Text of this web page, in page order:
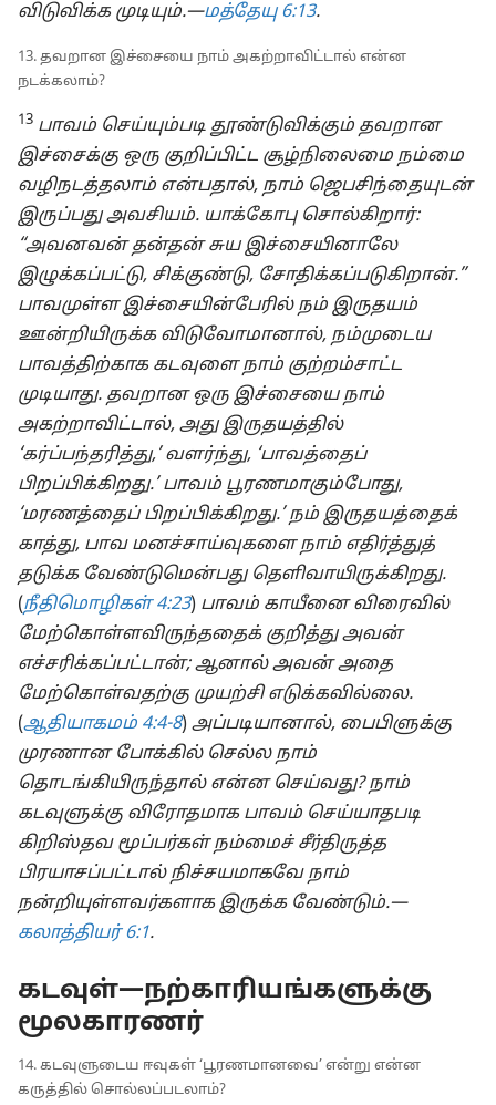
விடுவிக்க முடியும்.—மத்தேயு 6:13.
13. தவறான இச்சையை நாம் அகற்றாவிட்டால் என்ன
நடக்கலாம்?
13 பாவம் செய்யும்படி தூண்டுவிக்கும் தவறான
இச்சைக்கு ஒரு குறிப்பிட்ட சூழ்நிலைமை நம்மை
வழிநடத்தலாம் என்பதால், நாம் ஜெபசிந்தையுடன்
இருப்பது அவசியம். யாக்கோபு சொல்கிறார்:
“அவனவன் தன்தன் சுய இச்சையினாலே
இழுக்கப்பட்டு, சிக்குண்டு, சோதிக்கப்படுகிறான்.”
பாவமுள்ள இச்சையின்பேரில் நம் இருதயம்
ஊன்றியிருக்க விடுவோமானால், நம்முடைய
பாவத்திற்காக கடவுளை நாம் குற்றம்சாட்ட
முடியாது. தவறான ஒரு இச்சையை நாம்
அகற்றாவிட்டால், அது இருதயத்தில்
‘கர்ப்பந்தரித்து,’ வளர்ந்து, ‘பாவத்தைப்
பிறப்பிக்கிறது.’ பாவம் பூரணமாகும்போது,
‘மரணத்தைப் பிறப்பிக்கிறது.’ நம் இருதயத்தைக்
காத்து, பாவ மனச்சாய்வுகளை நாம் எதிர்த்துத்
தடுக்க வேண்டுமென்பது தெளிவாயிருக்கிறது.
(நீதிமொழிகள் 4:23) பாவம் காயீனை விரைவில்
மேற்கொள்ளவிருந்ததைக் குறித்து அவன்
எச்சரிக்கப்பட்டான்; ஆனால் அவன் அதை
மேற்கொள்வதற்கு முயற்சி எடுக்கவில்லை.
(ஆதியாகமம் 4:4-8) அப்படியானால், பைபிளுக்கு
முரணான போக்கில் செல்ல நாம்
தொடங்கியிருந்தால் என்ன செய்வது? நாம்
கடவுளுக்கு விரோதமாக பாவம் செய்யாதபடி
கிறிஸ்தவ மூப்பர்கள் நம்மைச் சீர்திருத்த
பிரயாசப்பட்டால் நிச்சயமாகவே நாம்
நன்றியுள்ளவர்களாக இருக்க வேண்டும்.—
கலாத்தியர் 6:1.
கடவுள்—நற்காரியங்களுக்கு
மூலகாரணர்
14. கடவுளுடைய ஈவுகள் ‘பூரணமானவை’ என்று என்ன
கருத்தில் சொல்லப்படலாம்?